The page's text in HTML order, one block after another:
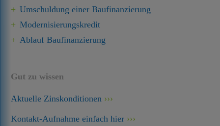
Umschuldung einer Baufinanzierung
Modernisierungskredit
Ablauf Baufinanzierung
Gut zu wissen
Aktuelle Zinskonditionen
Kontakt-Aufnahme einfach hier